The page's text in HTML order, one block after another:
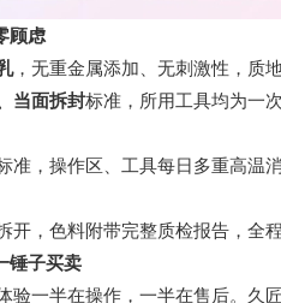
顾虑
，无重金属添加、无刺激性，质
当面拆封标准，所用工具均为一
准，操作区、工具每日多重高温
开，色料附带完整质检报告，全
锤子买卖
验一半在操作，一半在售后。久